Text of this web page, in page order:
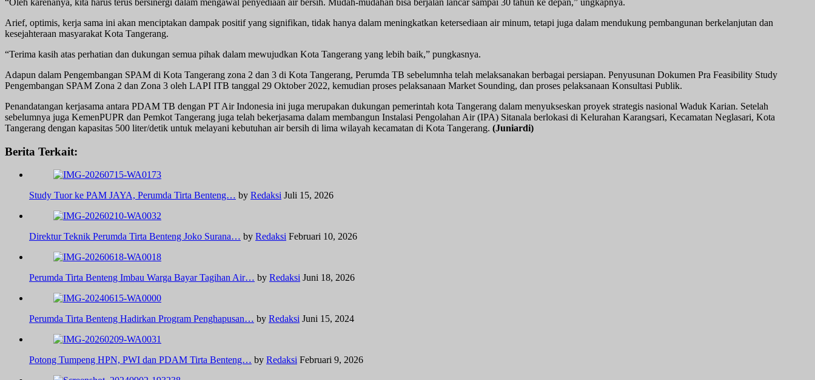
Arief, optimis, kerja sama ini akan menciptakan dampak positif yang signifikan, tidak hanya dalam meningkatkan ketersediaan air minum, tetapi juga dalam mendukung pembangunan berkelanjutan dan
kesejahteraan masyarakat Kota Tangerang.
“Terima kasih atas perhatian dan dukungan semua pihak dalam mewujudkan Kota Tangerang yang lebih baik,” pungkasnya.
Adapun dalam Pengembangan SPAM di Kota Tangerang zona 2 dan 3 di Kota Tangerang, Perumda TB sebelumnha telah melaksanakan berbagai persiapan. Penyusunan Dokumen Pra Feasibility Study
Pengembangan SPAM Zona 2 dan Zona 3 oleh LAPI ITB tanggal 29 Oktober 2022, kemudian proses pelaksanaan Market Sounding, dan proses pelaksanaan Konsultasi Publik.
Penandatangan kerjasama antara PDAM TB dengan PT Air Indonesia ini juga merupakan dukungan pemerintah kota Tangerang dalam menyukseskan proyek strategis nasional Waduk Karian. Setelah
sebelumnya juga KemenPUPR dan Pemkot Tangerang juga telah bekerjasama dalam membangun Instalasi Pengolahan Air (IPA) Sitanala berlokasi di Kelurahan Karangsari, Kecamatan Neglasari, Kota
Tangerang dengan kapasitas 500 liter/detik untuk melayani kebutuhan air bersih di lima wilayah kecamatan di Kota Tangerang. (Juniardi)
Berita Terkait:
Study Tuor ke PAM JAYA, Perumda Tirta Benteng… by Redaksi Juli 15, 2026
Direktur Teknik Perumda Tirta Benteng Joko Surana… by Redaksi Februari 10, 2026
Perumda Tirta Benteng Imbau Warga Bayar Tagihan Air… by Redaksi Juni 18, 2026
Perumda Tirta Benteng Hadirkan Program Penghapusan… by Redaksi Juni 15, 2024
Potong Tumpeng HPN, PWI dan PDAM Tirta Benteng… by Redaksi Februari 9, 2026